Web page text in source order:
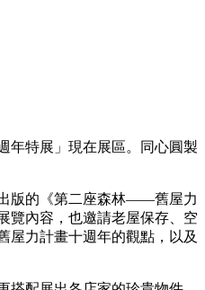
年特展」現在展區。同心圓製
版的《第二座森林——舊屋力
覽內容，也邀請老屋保存、空
屋力計畫十週年的觀點，以及